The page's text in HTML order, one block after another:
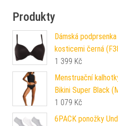
Produkty
Dámská
kosticemi černá
1 399 Kč
Menstruační
Bikini Super Black
1 079 Kč
6PACK ponožky